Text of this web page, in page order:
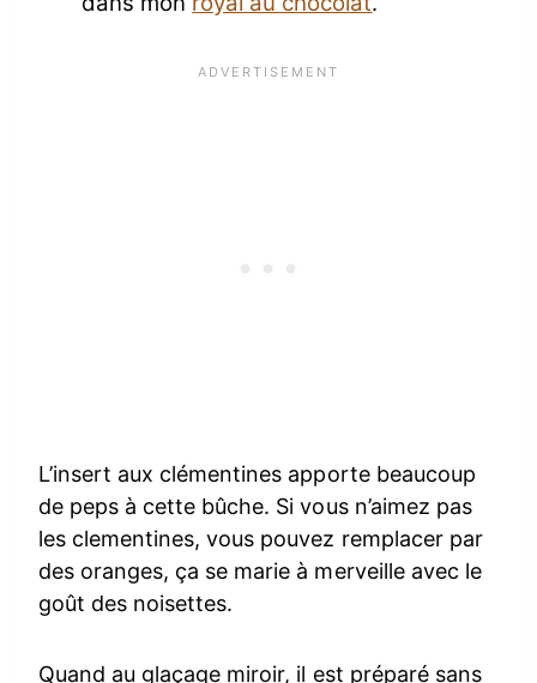
L’insert aux clémentines apporte beaucoup
de peps à cette bûche. Si vous n’aimez pas
les clementines, vous pouvez remplacer par
des oranges, ça se marie à merveille avec le
goût des noisettes.
Quand au glaçage miroir, il est préparé sans